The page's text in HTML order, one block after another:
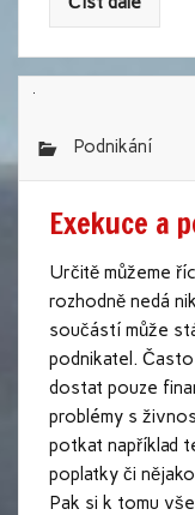
Podnikání
Exekuce a
Určitě můžeme
rozhodně nedá
součástí může
podnikatel.
dostat pouze
problémy s
potkat například
poplatky či
Pak si k tomu